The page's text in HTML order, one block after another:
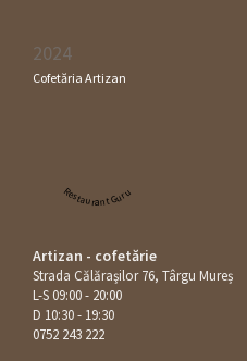
2024
Cofetăria Artizan
Restaurant Guru
Artizan - cofetărie
Strada Călăraşilor 76, Târgu Mureș
L-S 09:00 - 20:00
D 10:30 - 19:30
0752 243 222